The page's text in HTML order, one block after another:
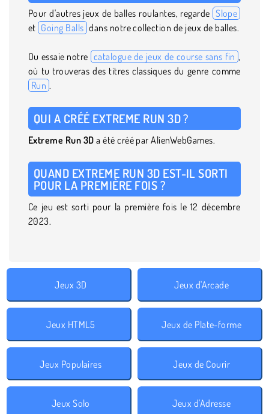
Pour d'autres jeux de balles roulantes, regarde Slope
et Going Balls dans notre collection de jeux de balles.
Ou essaie notre catalogue de jeux de course sans fin ,
où tu trouveras des titres classiques du genre comme
Run .
QUI A CRÉÉ EXTREME RUN 3D ?
Extreme Run 3D a été créé par AlienWebGames.
QUAND EXTREME RUN 3D EST-IL SORTI
POUR LA PREMIÈRE FOIS ?
Ce jeu est sorti pour la première fois le 12 décembre
2023.
Jeux 3D Jeux d'Arcade
Jeux HTML5 Jeux de Plate-forme
Jeux Populaires Jeux de Courir
Jeux Solo Jeux d'Adresse